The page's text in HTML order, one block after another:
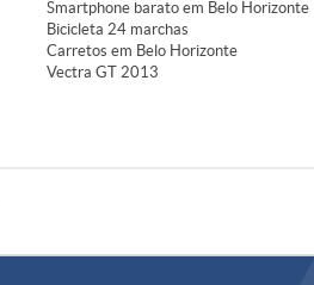
Smartphone barato em Belo Horizonte
Bicicleta 24 marchas
Carretos em Belo Horizonte
Vectra GT 2013